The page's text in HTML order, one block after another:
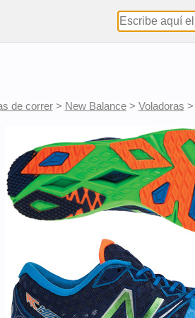
de correr> New Balance> Voladoras >